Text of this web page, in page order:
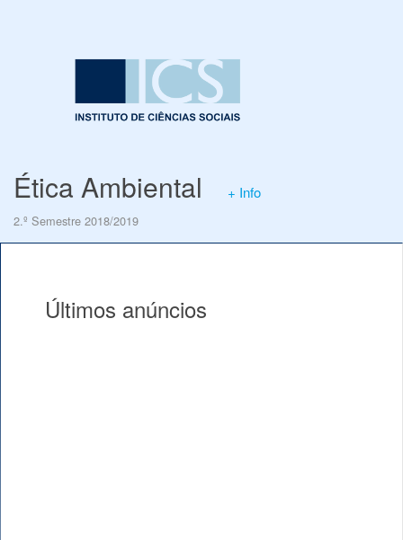
Ética Ambiental + Info
2.º Semestre 2018/2019
Últimos anúncios